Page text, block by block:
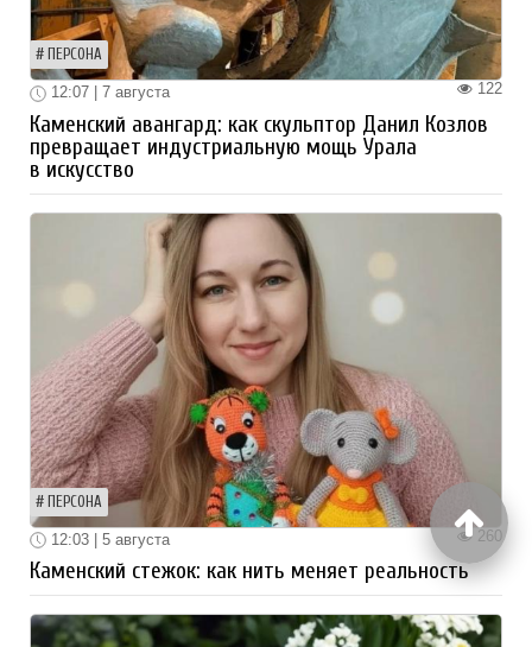
ПЕРСОНА
122
12:07 | 7 августа
Каменский авангард: как скульптор Данил Козлов
превращает индустриальную мощь Урала
в искусство
ПЕРСОНА
260
12:03 | 5 августа
Каменский стежок: как нить меняет реальность